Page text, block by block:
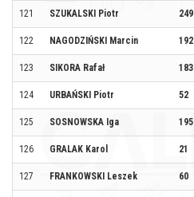
121 SZUKALSKI Piotr 249
122 NAGODZIŃSKI Marcin 192
123 SIKORA Rafał 183
124 URBAŃSKI Piotr 52
125 SOSNOWSKA Iga 195
126 GRALAK Karol 21
127 FRANKOWSKI Leszek 60